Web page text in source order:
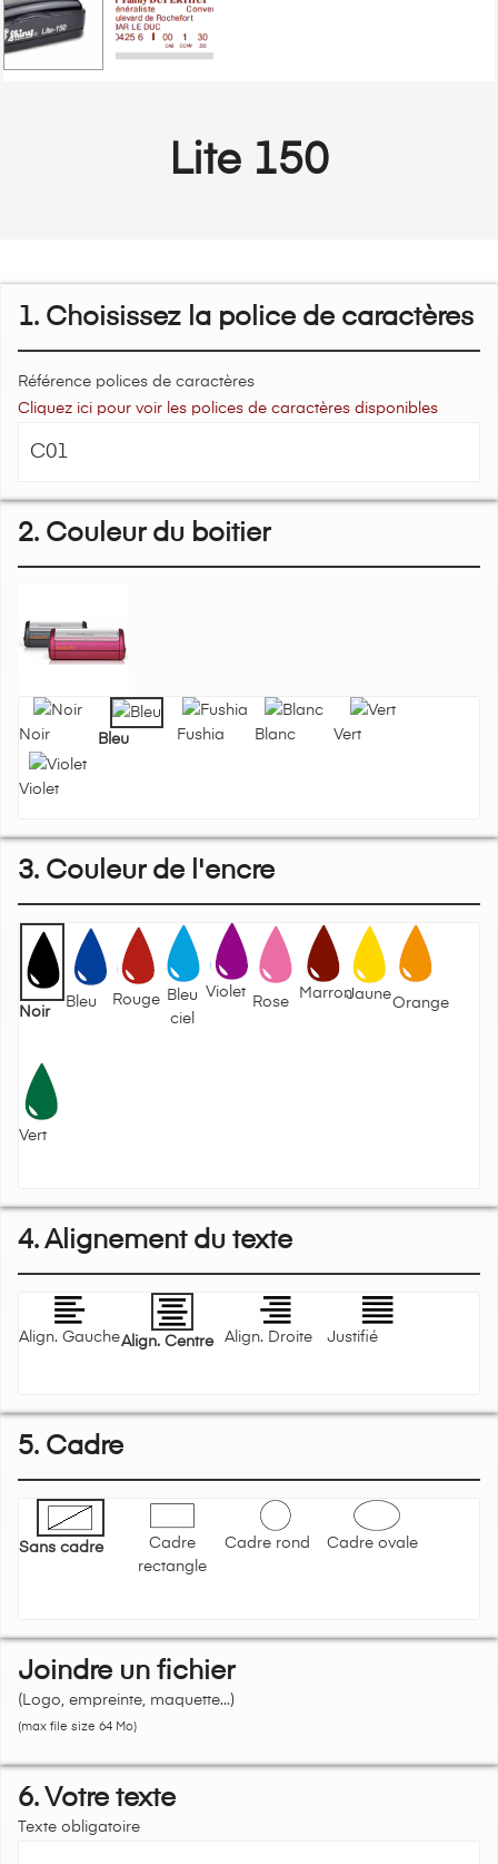
Lite 150
1. Choisissez la police de caractères
Référence polices de caractères
Cliquez ici pour voir les polices de caractères disponibles
2. Couleur du boitier
Noir Bleu Fushia Blanc Vert
Violet
3. Couleur de l'encre
Noir
Bleu Rouge Bleu
ciel
Violet
Rose
MarronJaune
Orange
Vert
4. Alignement du texte
Align. GaucheAlign. Centre Align. Droite Justifié
5. Cadre
Sans cadre
Cadre
rectangle
Cadre rond Cadre ovale
Joindre un fichier
(Logo, empreinte, maquette...)
(max file size 64 Mo)
6. Votre texte
Texte obligatoire